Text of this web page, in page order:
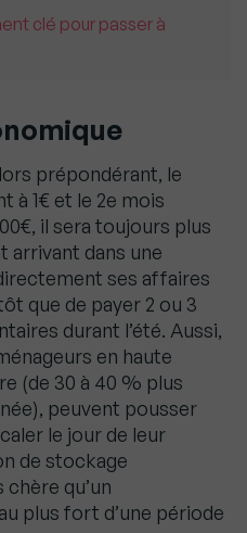
clé pour passer à
prépondérant, le
à 1€ et le 2e mois
il sera toujours plus
arrivant dans une
ses affaires
que de payer 2 ou 3
durant l’été. Aussi,
en haute
(de 30 à 40 % plus
peuvent pousser
le jour de leur
de stockage
qu’un
plus fort d’une période